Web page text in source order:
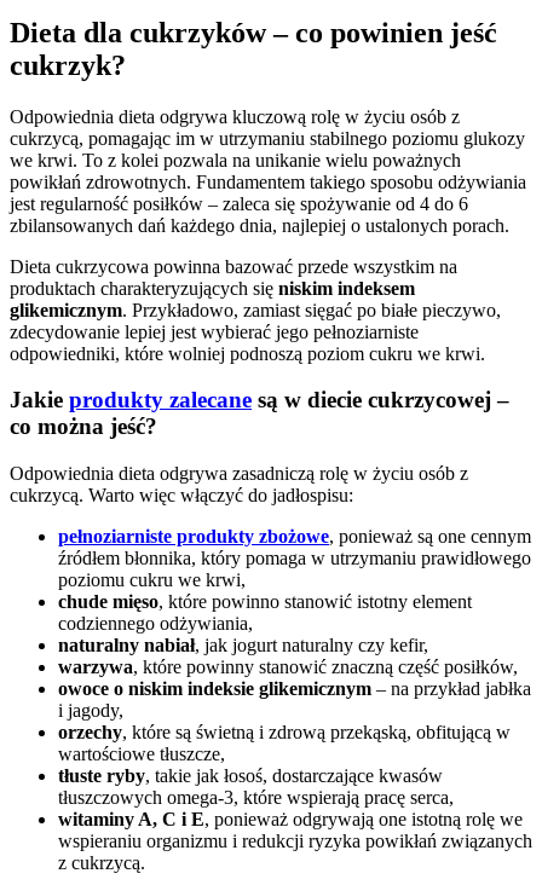
Dieta dla cukrzyków – co powinien jeść
cukrzyk?
Odpowiednia dieta odgrywa kluczową rolę w życiu osób z
cukrzycą, pomagając im w utrzymaniu stabilnego poziomu glukozy
we krwi. To z kolei pozwala na unikanie wielu poważnych
powikłań zdrowotnych. Fundamentem takiego sposobu odżywiania
jest regularność posiłków – zaleca się spożywanie od 4 do 6
zbilansowanych dań każdego dnia, najlepiej o ustalonych porach.
Dieta cukrzycowa powinna bazować przede wszystkim na
produktach charakteryzujących się niskim indeksem
glikemicznym. Przykładowo, zamiast sięgać po białe pieczywo,
zdecydowanie lepiej jest wybierać jego pełnoziarniste
odpowiedniki, które wolniej podnoszą poziom cukru we krwi.
Jakie produkty zalecane są w diecie cukrzycowej –
co można jeść?
Odpowiednia dieta odgrywa zasadniczą rolę w życiu osób z
cukrzycą. Warto więc włączyć do jadłospisu:
pełnoziarniste produkty zbożowe, ponieważ są one cennym
źródłem błonnika, który pomaga w utrzymaniu prawidłowego
poziomu cukru we krwi,
chude mięso, które powinno stanowić istotny element
codziennego odżywiania,
naturalny nabiał, jak jogurt naturalny czy kefir,
warzywa, które powinny stanowić znaczną część posiłków,
owoce o niskim indeksie glikemicznym – na przykład jabłka
i jagody,
orzechy, które są świetną i zdrową przekąską, obfitującą w
wartościowe tłuszcze,
tłuste ryby, takie jak łosoś, dostarczające kwasów
tłuszczowych omega-3, które wspierają pracę serca,
witaminy A, C i E, ponieważ odgrywają one istotną rolę we
wspieraniu organizmu i redukcji ryzyka powikłań związanych
z cukrzycą.